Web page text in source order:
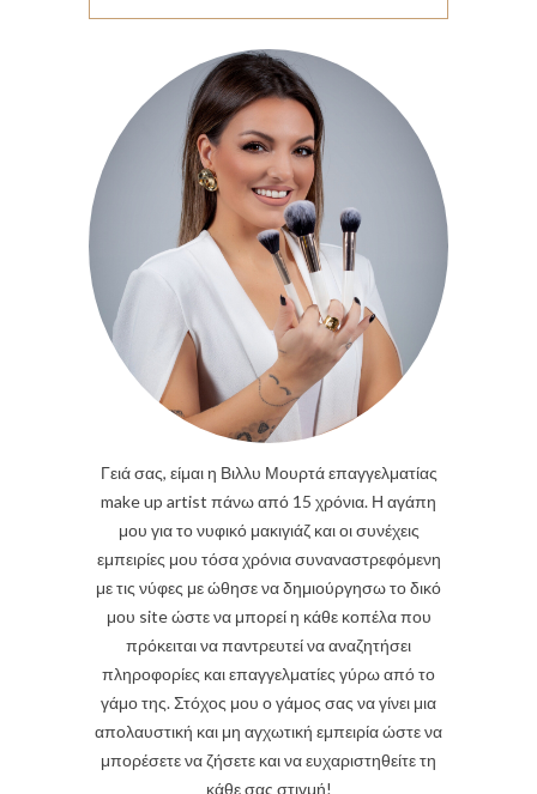
Γειά σας, είμαι η Βιλλυ Μουρτά επαγγελματίας
make up artist πάνω από 15 χρόνια. Η αγάπη
μου για το νυφικό μακιγιάζ και οι συνέχεις
εμπειρίες μου τόσα χρόνια συναναστρεφόμενη
με τις νύφες με ώθησε να δημιούργησω το δικό
μου site ώστε να μπορεί η κάθε κοπέλα που
πρόκειται να παντρευτεί να αναζητήσει
πληροφορίες και επαγγελματίες γύρω από το
γάμο της. Στόχος μου ο γάμος σας να γίνει μια
απολαυστική και μη αγχωτική εμπειρία ώστε να
μπορέσετε να ζήσετε και να ευχαριστηθείτε τη
κάθε σας στιγμή!